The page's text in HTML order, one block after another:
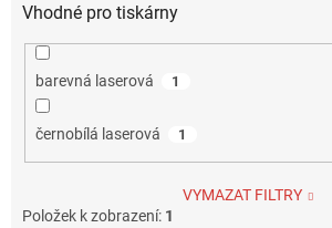
Vhodné pro tiskárny
barevná laserová 1
černobílá laserová 1
VYMAZAT FILTRY
Položek k zobrazení: 1